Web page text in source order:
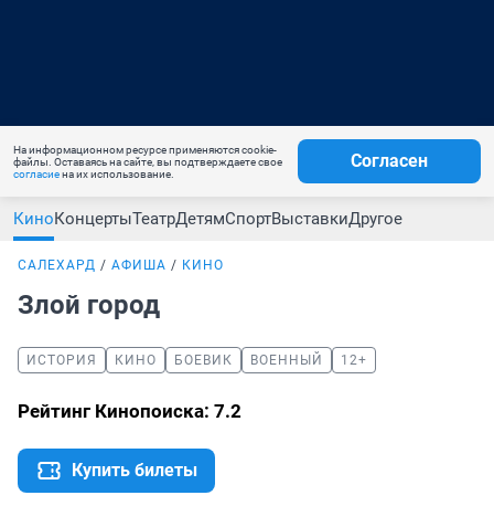
На информационном ресурсе применяются cookie-
файлы. Оставаясь на сайте, вы подтверждаете свое
согласиена их использование.
Согласен
КиноКонцертыТеатрДетямСпортВыставкиДругое
САЛЕХАРД АФИША КИНО
Злой город
ИСТОРИЯ КИНО БОЕВИК ВОЕННЫЙ 12+
Рейтинг Кинопоиска: 7.2
Купить билеты